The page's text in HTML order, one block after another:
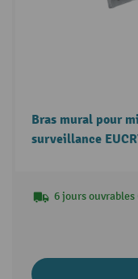
Bras mural pour
surveillance
6 jours